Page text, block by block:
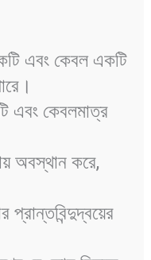
এবং কেবল একটি
এবং কেবলমাত্র
অবস্থান করে,
প্রান্তবিন্দুদ্বয়ের